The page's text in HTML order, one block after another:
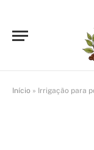
Início » Irrigação para